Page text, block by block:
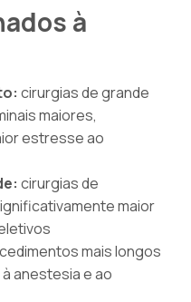
à
cirurgias de grande
maiores,
estresse ao
cirurgias de
maior
mais longos
anestesia e ao